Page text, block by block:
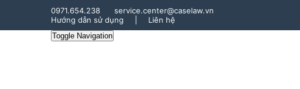
0971.654.238
service.center@caselaw.vn
Hướng dẫn sử dụng
Liên hệ
Toggle Navigation